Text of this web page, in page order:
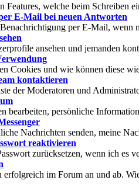
Features, welche beim Schreiben
E-Mail bei neuen Antworten
per E-Mail, wenn
ansehen und jemanden
Cookies und wie können diese
kontaktieren
der Moderatoren und
bearbeiten, persönliche
Nachrichten senden, meine
reaktivieren
zurücksetzen, wenn ich es
erfolgreich im Forum an und ab.